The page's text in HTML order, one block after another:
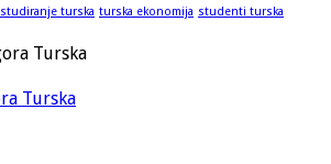
studiranje turska turska ekonomija studenti turska